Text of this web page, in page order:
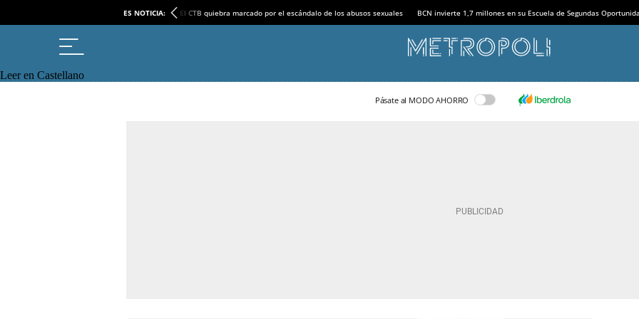
ES NOTICIA: El CTB quiebra marcado por el escándalo de los abusos sexuales BCN invierte 1,7 millones en su Escuela de Segundas
Leer en Castellano
Pásate al MODO AHORRO